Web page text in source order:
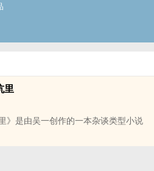
里
》是由吴一创作的一本杂谈类型小说